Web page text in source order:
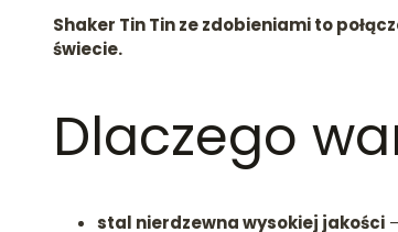
Shaker Tin Tin ze zdobieniami to
świecie.
Dlaczego
stal nierdzewna wysokiej jakości